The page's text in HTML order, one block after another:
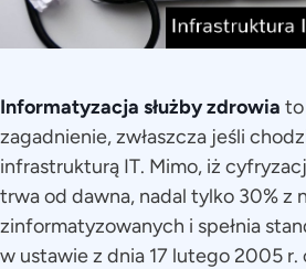
Informatyzacja służby zdrowia to
zagadnienie, zwłaszcza jeśli
infrastrukturą IT. Mimo, iż
trwa od dawna, nadal tylko 30% z
zinformatyzowanych i spełnia
w ustawie z dnia 17 lutego 2005 r.